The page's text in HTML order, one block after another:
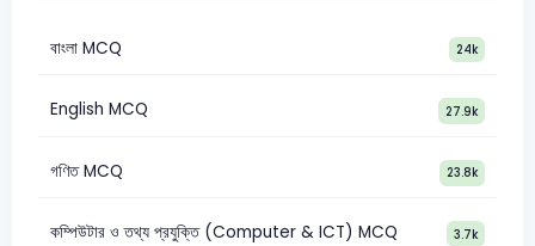
বাংলা MCQ 24k
English MCQ 27.9k
গণিত MCQ 23.8k
কম্পিউটার ও তথ্য প্রযুক্তি (Computer & ICT) MCQ 3.7k